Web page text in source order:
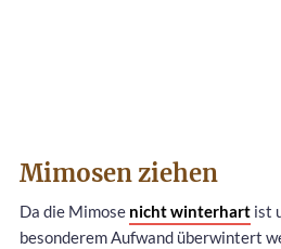
Mimosen ziehen
Da die Mimose nicht winterhart ist
besonderem Aufwand überwintert